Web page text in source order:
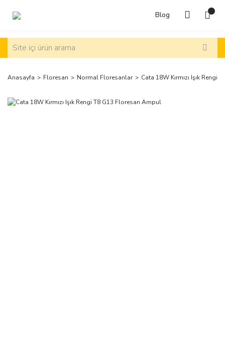
Blog
Anasayfa Floresan Normal Floresanlar Cata 18W Kırmızı Işık